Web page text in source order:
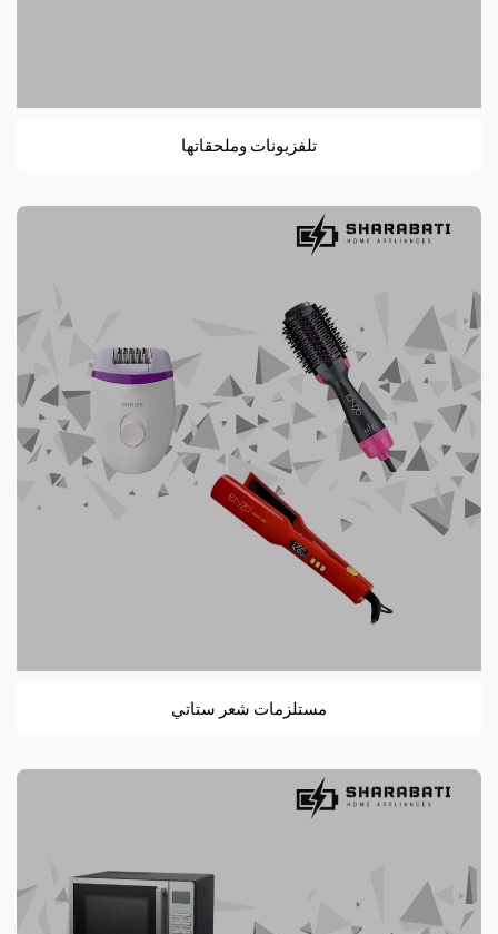
تلفزيونات وملحقاتها
مستلزمات شعر ستاتي